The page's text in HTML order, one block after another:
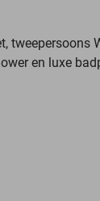
tweepersoons
en luxe